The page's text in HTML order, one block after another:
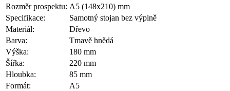
Rozměr prospektu: A5 (148x210) mm
Specifikace:
Samotný stojan bez výplně
Materiál:
Dřevo
Barva:
Tmavě hnědá
Výška:
180 mm
Šířka:
220 mm
Hloubka:
85 mm
Formát:
A5